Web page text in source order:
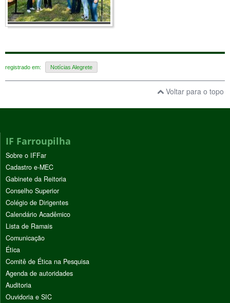
registrado em: Notícias Alegrete
Voltar para o topo
IF Farroupilha
Sobre o IFFar
Cadastro e-MEC
Gabinete da Reitoria
Conselho Superior
Colégio de Dirigentes
Calendário Acadêmico
Lista de Ramais
Comunicação
Ética
Comitê de Ética na Pesquisa
Agenda de autoridades
Auditoria
Ouvidoria e SIC